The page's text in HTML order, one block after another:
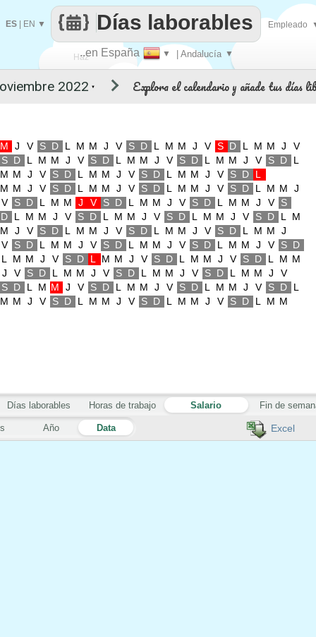
Haz..en España ▼ | Andalucía ▼
Días laborables
ES EN ▼ Empleado
Excel
▼ Explora el calendario y añade tus días
M J V S D L M M J V S D L M M J V S D L M M J V
S D L M M J V S D L M M J V S D L M M J V S D L
M M J V S D L M M J V S D L M M J V S D L
M M J V S D L M M J V S D L M M J V S D L M M J
V
S D L M M J V S D L M M J V S D L M M J V S
D
L M M J V S D L M M J V S D L M M J V S D L M
M
J V S D L M M J V S D L M M J V S D L M M J
V
S D L M M J V S D L M M J V S D L M M J V S D
L
M M J V S D L M M J V S D L M M J V S D L M M
J
V S D L M M J V S D L M M J V S D L M M J V
S D L M M J V S D L M M J V S D L M M J V S D L
M M J V S D L M M J V S D L M M J V S D L M M
Año Data
Días laborables Horas de trabajo Salario Fin de